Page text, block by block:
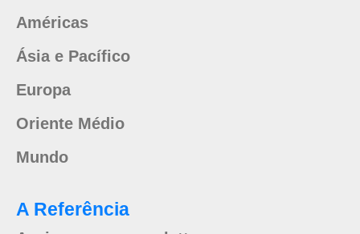
Américas
Ásia e Pacífico
Europa
Oriente Médio
Mundo
A Referência